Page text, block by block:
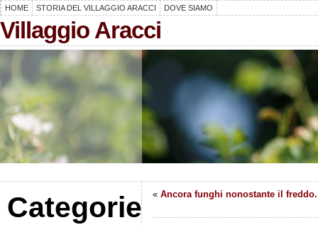
HOME STORIA DEL VILLAGGIO ARACCI DOVE SIAMO
Villaggio Aracci
Categorie « Ancora funghi nonostante il freddo.